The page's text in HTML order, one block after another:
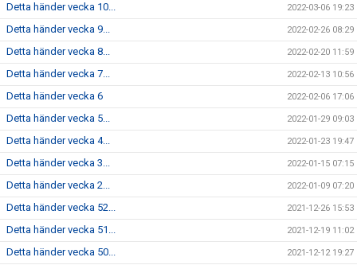
Detta händer vecka 10... 2022-03-06 19:23
Detta händer vecka 9... 2022-02-26 08:29
Detta händer vecka 8... 2022-02-20 11:59
Detta händer vecka 7... 2022-02-13 10:56
Detta händer vecka 6 2022-02-06 17:06
Detta händer vecka 5... 2022-01-29 09:03
Detta händer vecka 4... 2022-01-23 19:47
Detta händer vecka 3... 2022-01-15 07:15
Detta händer vecka 2... 2022-01-09 07:20
Detta händer vecka 52... 2021-12-26 15:53
Detta händer vecka 51... 2021-12-19 11:02
Detta händer vecka 50... 2021-12-12 19:27